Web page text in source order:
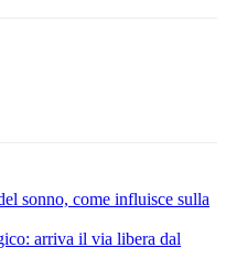
sonno, come influisce sulla
arriva il via libera dal